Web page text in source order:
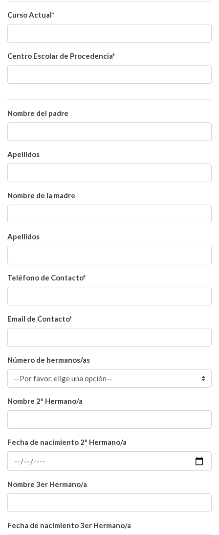
Curso Actual*
Centro Escolar de Procedencia*
Nombre del padre
Apellidos
Nombre de la madre
Apellidos
Teléfono de Contacto*
Email de Contacto*
Número de hermanos/as
Nombre 2º Hermano/a
Fecha de nacimiento 2º Hermano/a
Nombre 3er Hermano/a
Fecha de nacimiento 3er Hermano/a